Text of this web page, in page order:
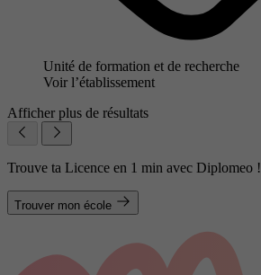
Unité de formation et de recherche
Voir l’établissement
Afficher plus de résultats
Trouve ta Licence en 1 min avec Diplomeo !
Trouver mon école